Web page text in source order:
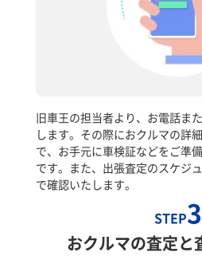
旧車王の担当者より、お電話ま
します。その際におクルマの詳
で、お手元に車検証などをご準
です。また、出張査定のスケジ
で確認いたします。
STEP3
おクルマの査定と